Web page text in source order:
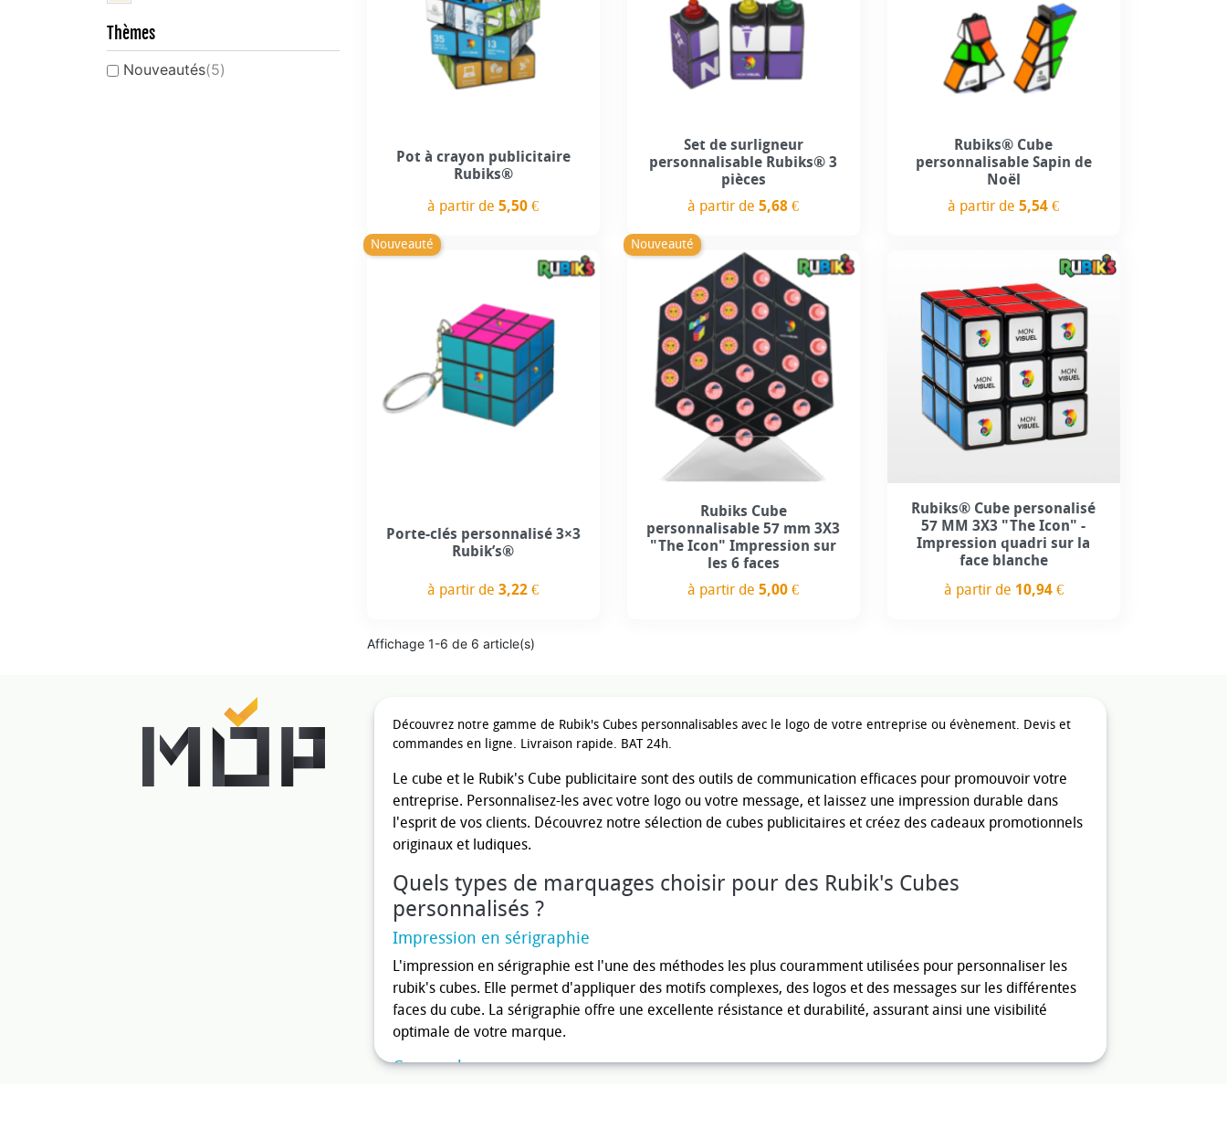
Découvrez notre gamme de Rubik's Cubes personnalisables avec le logo de votre entreprise ou évènement. Devis et
commandes en ligne. Livraison rapide. BAT 24h.
Le cube et le Rubik's Cube publicitaire sont des outils de communication efficaces pour promouvoir votre
entreprise. Personnalisez-les avec votre logo ou votre message, et laissez une impression durable dans
l'esprit de vos clients. Découvrez notre sélection de cubes publicitaires et créez des cadeaux promotionnels
originaux et ludiques.
Quels types de marquages ​​choisir pour des Rubik's Cubes
personnalisés ?
Impression en sérigraphie
L'impression en sérigraphie est l'une des méthodes les plus couramment utilisées pour personnaliser les
rubik's cubes. Elle permet d'appliquer des motifs complexes, des logos et des messages sur les différentes
faces du cube. La sérigraphie offre une excellente résistance et durabilité, assurant ainsi une visibilité
optimale de votre marque.
Gravure laser
Thèmes
Nouveautés(5)
Pot à crayon publicitaire
Rubiks®
à partir de5,50 €
Set de surligneur
personnalisable Rubiks® 3
pièces
à partir de5,68 €
Rubiks® Cube
personnalisable Sapin de
Noël
à partir de5,54 €
Nouveauté
Porte-clés personnalisé 3×3
Rubik’s®
à partir de3,22 €
Nouveauté
Personnalisation incluse
Rubiks Cube
personnalisable 57 mm 3X3
"The Icon" Impression sur
les 6 faces
à partir de5,00 €
Personnalisation incluse
Rubiks® Cube personalisé
57 MM 3X3 "The Icon" -
Impression quadri sur la
face blanche
à partir de 10,94 €
Affichage 1-6 de 6 article(s)